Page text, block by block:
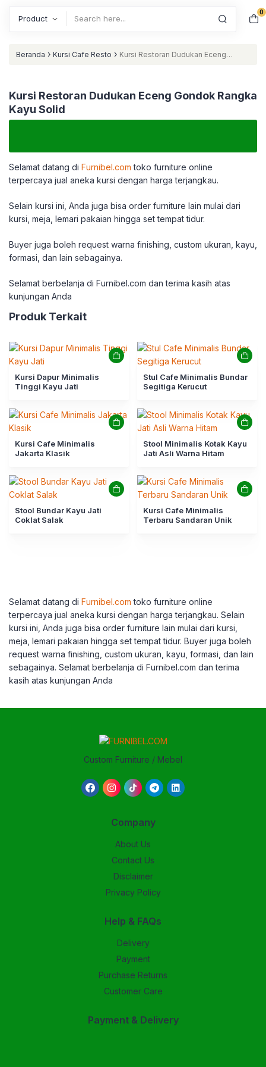
0
Beranda › Kursi Cafe Resto › Kursi Restoran Dudukan Eceng
Kursi Restoran Dudukan Eceng Gondok Rangka
Kayu Solid
Selamat datang di Furnibel.com toko furniture online
terpercaya jual aneka kursi dengan harga terjangkau.
Selain kursi ini, Anda juga bisa order furniture lain mulai dari
kursi, meja, lemari pakaian hingga set tempat tidur.
Buyer juga boleh request warna finishing, custom ukuran, kayu,
formasi, dan lain sebagainya.
Selamat berbelanja di Furnibel.com dan terima kasih atas
kunjungan Anda
Produk Terkait
Kursi Dapur Minimalis
Tinggi Kayu Jati
Stul Cafe Minimalis Bundar
Segitiga Kerucut
Kursi Cafe Minimalis
Jakarta Klasik
Stool Minimalis Kotak Kayu
Jati Asli Warna Hitam
Stool Bundar Kayu Jati
Coklat Salak
Kursi Cafe Minimalis
Terbaru Sandaran Unik
Selamat datang di Furnibel.com toko furniture online
terpercaya jual aneka kursi dengan harga terjangkau. Selain
kursi ini, Anda juga bisa order furniture lain mulai dari kursi,
meja, lemari pakaian hingga set tempat tidur. Buyer juga boleh
request warna finishing, custom ukuran, kayu, formasi, dan lain
sebagainya. Selamat berbelanja di Furnibel.com dan terima
kasih atas kunjungan Anda
Custom Furniture / Mebel
Company
About Us
Contact Us
Disclaimer
Privacy Policy
Help & FAQs
Delivery
Payment
Purchase Returns
Customer Care
Payment & Delivery